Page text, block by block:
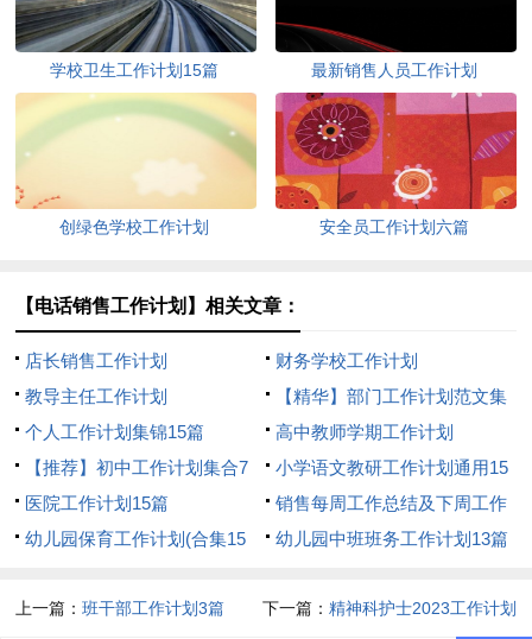
学校卫生工作计划15篇 最新销售人员工作计划
创绿色学校工作计划 安全员工作计划六篇
【电话销售工作计划】相关文章：
店长销售工作计划
财务学校工作计划
教导主任工作计划
【精华】部门工作计划范文集
合5篇
个人工作计划集锦15篇
高中教师学期工作计划
【推荐】初中工作计划集合7
篇
小学语文教研工作计划通用15
篇
医院工作计划15篇
销售每周工作总结及下周工作
计划
幼儿园保育工作计划(合集15
幼儿园中班班务工作计划13篇
上一篇：班干部工作计划3篇 下一篇： 精神科护士2023工作计划